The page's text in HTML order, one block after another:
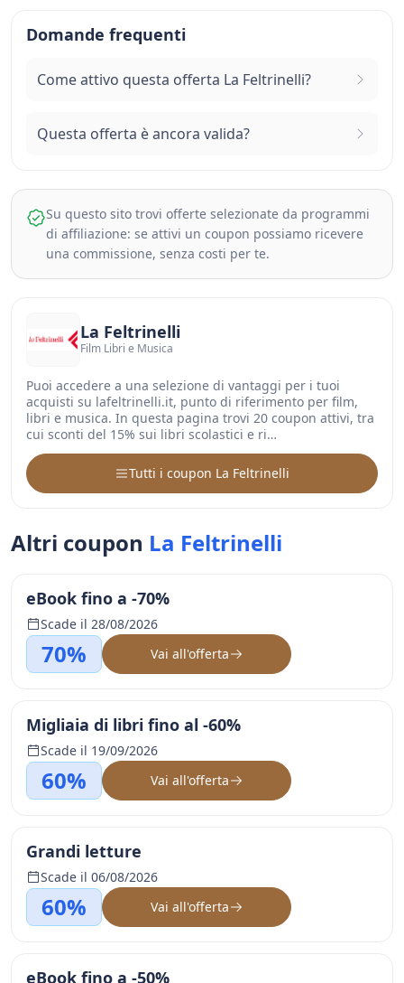
Domande frequenti
Come attivo questa offerta La Feltrinelli?
Questa offerta è ancora valida?
Su questo sito trovi offerte selezionate da programmi
di affiliazione: se attivi un coupon possiamo ricevere
una commissione, senza costi per te.
La Feltrinelli
Film Libri e Musica
Puoi accedere a una selezione di vantaggi per i tuoi
acquisti su lafeltrinelli.it, punto di riferimento per film,
libri e musica. In questa pagina trovi 20 coupon attivi, tra
cui sconti del 15% sui libri scolastici e ri…
Tutti i coupon La Feltrinelli
Altri coupon La Feltrinelli
eBook fino a -70%
Scade il 28/08/2026
70% Vai all'offerta
Migliaia di libri fino al -60%
Scade il 19/09/2026
60% Vai all'offerta
Grandi letture
Scade il 06/08/2026
60% Vai all'offerta
eBook fino a -50%